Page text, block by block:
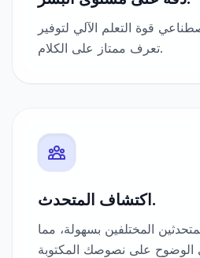
قوة التعلم الآلي لتوفير
تعرف ممتاز على الكلام.
اكتشاف المتحدث.
المختلفين بسهولة، مما